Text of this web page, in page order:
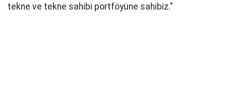
tekne ve tekne sahibi portföyüne sahibiz."